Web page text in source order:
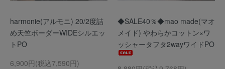
harmonie(アルモニ) 20/2度詰
め天竺ボーダーWIDEシルエッ
トPO
6,900円(税込7,590円)
◆SALE40％◆mao made(マオ
メイド) やわらかコットン×ワ
ッシャータフタ2wayワイドPO